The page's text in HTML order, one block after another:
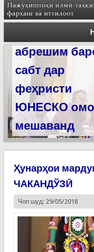
Силсилаи
ёдгориҳои
абрешим
сабт дар
феҳристи
ЮНЕСКО
мешаванд
Ҳунарҳои
ЧАКАНДЎЗӢ
Чоп шуд: 29/05/2018